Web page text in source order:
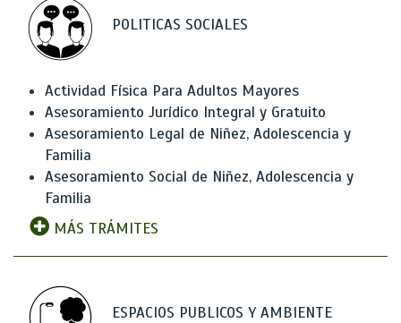
POLITICAS SOCIALES
Actividad Física Para Adultos Mayores
Asesoramiento Jurídico Integral y Gratuito
Asesoramiento Legal de Niñez, Adolescencia y
Familia
Asesoramiento Social de Niñez, Adolescencia y
Familia
MÁS TRÁMITES
ESPACIOS PUBLICOS Y AMBIENTE